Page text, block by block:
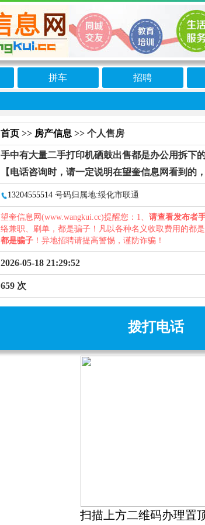
拼车 招聘
首页 >> 房产信息 >> 个人售房
手中有大量二手打印机硒鼓出售都是办公用拆下
【电话咨询时，请一定说明在望奎信息网看到的
13204555514 号码归属地:绥化市联通
望奎信息网(www.wangkui.cc)提醒您：1、 请查看发布者
络兼职、刷单，都是骗子！凡以各种名义收取费用的都是
都是骗子 ！异地招聘请提高警惕，谨防诈骗！
2026-05-18 21:29:52
659 次
拨打电话
扫描上方二维码办理置